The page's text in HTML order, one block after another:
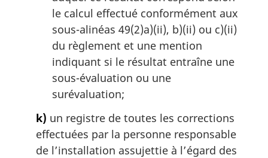
le calcul effectué conformément aux
sous-alinéas 49(2)a)(ii), b)(ii) ou c)(ii)
du règlement et une mention
indiquant si le résultat entraîne une
sous-évaluation ou une
surévaluation;
k) un registre de toutes les corrections
effectuées par la personne responsable
de l’installation assujettie à l’égard des